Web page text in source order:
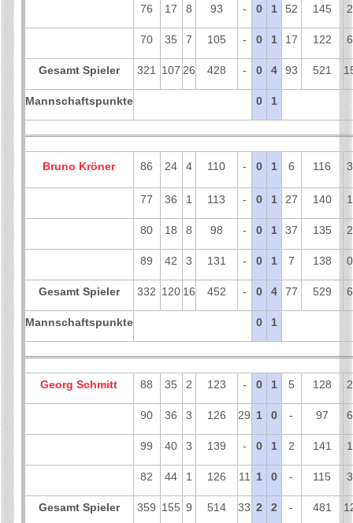
76 17 8 93 - 0 1 52 145 2
70 35 7 105 - 0 1 17 122 6
Gesamt Spieler 321 107 26 428 - 0 4 93 521
Mannschaftspunkte 0 1
Bruno Kröner 86 24 4 110 - 0 1 6 116 3
77 36 1 113 - 0 1 27 140 1
80 18 8 98 - 0 1 37 135 2
89 42 3 131 - 0 1 7 138 0
Gesamt Spieler 332 120 16 452 - 0 4 77 529 6
Mannschaftspunkte 0 1
Georg Schmitt 88 35 2 123 - 0 1 5 128 2
90 36 3 126 29 1 0 - 97 6
99 40 3 139 - 0 1 2 141 1
82 44 1 126 11 1 0 - 115 3
Gesamt Spieler 359 155 9 514 33 2 2 - 481